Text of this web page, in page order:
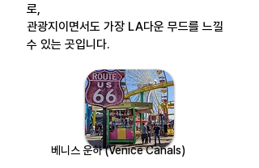
로,
관광지이면서도 가장 LA다운 무드를 느낄
수 있는 곳입니다.
베니스 운하 (Venice Canals)